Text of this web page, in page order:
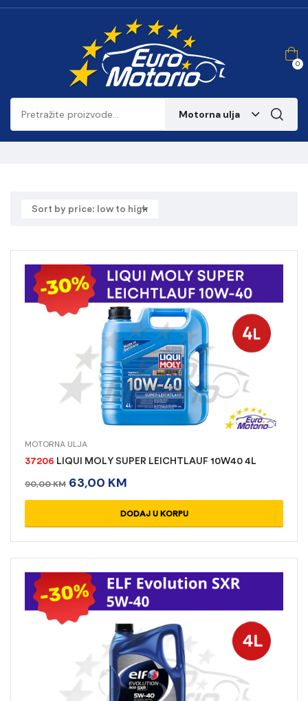
0
Motorna ulja
MOTORNA ULJA
37206 LIQUI MOLY SUPER LEICHT­LAUF 10W40 4L
90,00KM 63,00 KM
DODAJ U KORPU